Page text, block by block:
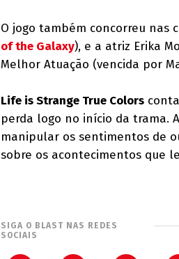
O jogo também concorreu nas
of the Galaxy), e a atriz Erika
Melhor Atuação (vencida por
Life is Strange True Colors
perda logo no início da trama.
manipular os sentimentos de
sobre os acontecimentos que
SIGA O BLAST NAS REDES
SOCIAIS